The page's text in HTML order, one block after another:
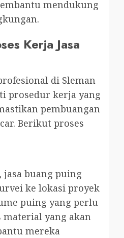
mendukung
Kerja Jasa
di Sleman
prosedur kerja yang
pembuangan
Berikut proses
jasa buang puing
ke lokasi proyek
puing yang perlu
yang akan
mereka